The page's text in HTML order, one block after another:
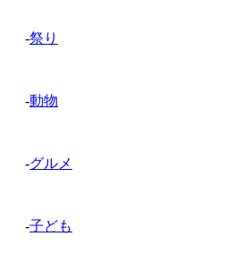
-祭り
-動物
-グルメ
-子ども